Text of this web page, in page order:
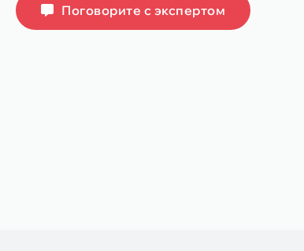
Поговорите с экспертом